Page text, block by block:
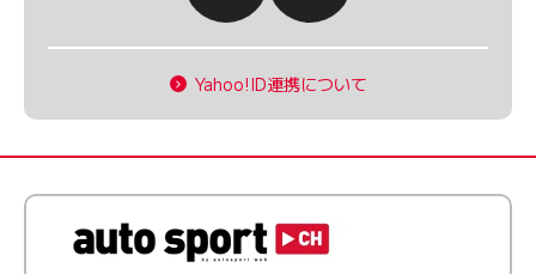
Yahoo!ID連携について